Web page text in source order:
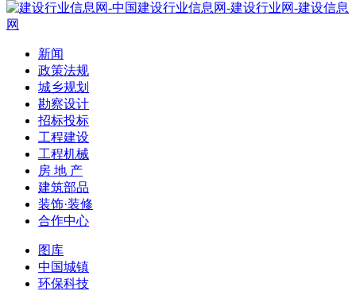
新闻
政策法规
城乡规划
勘察设计
招标投标
工程建设
工程机械
房 地 产
建筑部品
装饰·装修
合作中心
图库
中国城镇
环保科技